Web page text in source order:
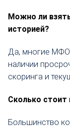
Можно ли
историей?
Да, многие МФО
наличии
скоринга и
Сколько стоит
Большинство